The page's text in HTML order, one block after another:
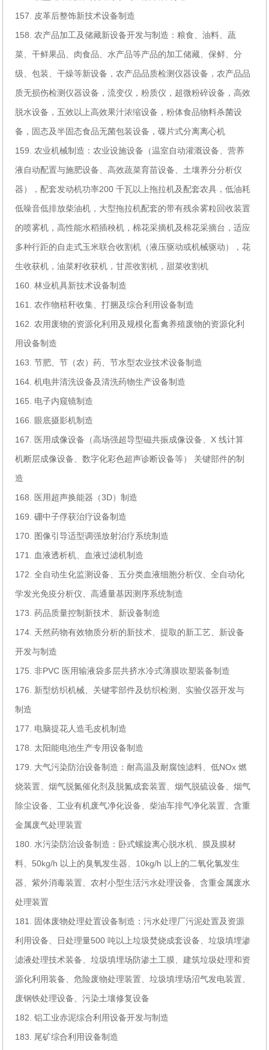
157. 皮革后整饰新技术设备制造
158. 农产品加工及储藏新设备开发与制造：粮食、油料、蔬
菜、干鲜果品、肉食品、水产品等产品的加工储藏、保鲜、分
级、包装、干燥等新设备，农产品品质检测仪器设备，农产品品
质无损伤检测仪器设备，流变仪，粉质仪，超微粉碎设备，高效
脱水设备，五效以上高效果汁浓缩设备，粉体食品物料杀菌设
备，固态及半固态食品无菌包装设备，碟片式分离离心机
159. 农业机械制造：农业设施设备（温室自动灌溉设备、营养
液自动配置与施肥设备、高效蔬菜育苗设备、土壤养分分析仪
器），配套发动机功率200 千瓦以上拖拉机及配套农具，低油耗
低噪音低排放柴油机，大型拖拉机配套的带有残余雾粒回收装置
的喷雾机，高性能水稻插秧机，棉花采摘机及棉花采摘台，适应
多种行距的自走式玉米联合收割机（液压驱动或机械驱动），花
生收获机，油菜籽收获机，甘蔗收割机，甜菜收割机
160. 林业机具新技术设备制造
161. 农作物秸秆收集、打捆及综合利用设备制造
162. 农用废物的资源化利用及规模化畜禽养殖废物的资源化利
用设备制造
163. 节肥、节（农）药、节水型农业技术设备制造
164. 机电井清洗设备及清洗药物生产设备制造
165. 电子内窥镜制造
166. 眼底摄影机制造
167. 医用成像设备（高场强超导型磁共振成像设备、X 线计算
机断层成像设备、数字化彩色超声诊断设备等） 关键部件的制
造
168. 医用超声换能器（3D）制造
169. 硼中子俘获治疗设备制造
170. 图像引导适型调强放射治疗系统制造
171. 血液透析机、血液过滤机制造
172. 全自动生化监测设备、五分类血液细胞分析仪、全自动化
学发光免疫分析仪、高通量基因测序系统制造
173. 药品质量控制新技术、新设备制造
174. 天然药物有效物质分析的新技术、提取的新工艺、新设备
开发与制造
175. 非PVC 医用输液袋多层共挤水冷式薄膜吹塑装备制造
176. 新型纺织机械、关键零部件及纺织检测、实验仪器开发与
制造
177. 电脑提花人造毛皮机制造
178. 太阳能电池生产专用设备制造
179. 大气污染防治设备制造：耐高温及耐腐蚀滤料、低NOx 燃
烧装置、烟气脱氮催化剂及脱氮成套装置、烟气脱硫设备、烟气
除尘设备、工业有机废气净化设备、柴油车排气净化装置、含重
金属废气处理装置
180. 水污染防治设备制造：卧式螺旋离心脱水机、膜及膜材
料、50kg/h 以上的臭氧发生器、10kg/h 以上的二氧化氯发生
器、紫外消毒装置、农村小型生活污水处理设备、含重金属废水
处理装置
181. 固体废物处理处置设备制造：污水处理厂污泥处置及资源
利用设备、日处理量500 吨以上垃圾焚烧成套设备、垃圾填埋渗
滤液处理技术装备、垃圾填埋场防渗土工膜、建筑垃圾处理和资
源化利用装备、危险废物处理装置、垃圾填埋场沼气发电装置、
废钢铁处理设备、污染土壤修复设备
182. 铝工业赤泥综合利用设备开发与制造
183. 尾矿综合利用设备制造